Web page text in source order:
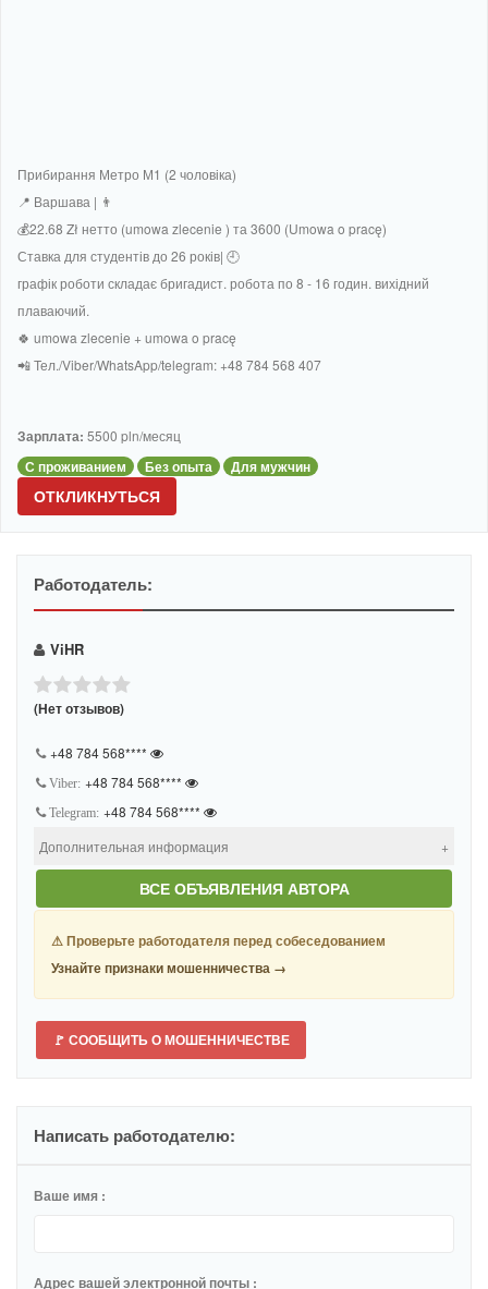
Прибирання Метро М1 (2 чоловіка)
📍 Варшава | 👨
💰22.68 Zł нетто (umowa zlecenie ) та 3600 (Umowa o pracę)
Ставка для студентів до 26 років| 🕘
графік роботи складає бригадист. робота по 8 - 16 годин. вихідний
плаваючий.
🍀 umowa zlecenie + umowa o pracę
📲 Тел./Viber/WhatsApp/telegram: +48 784 568 407
Зарплата: 5500 pln/месяц
С проживанием Без опыта Для мужчин
ОТКЛИКНУТЬСЯ
Работодатель:
ViHR
(Нет отзывов)
+48 784 568****
Viber: +48 784 568****
Telegram: +48 784 568****
Дополнительная информация
Дата регистрации:Август 1, 2025
Объявления:2
ВСЕ ОБЪЯВЛЕНИЯ АВТОРА
⚠ Проверьте работодателя перед собеседованием
Узнайте признаки мошенничества →
🚩 СООБЩИТЬ О МОШЕННИЧЕСТВЕ
Написать работодателю:
Ваше имя :
Адрес вашей электронной почты :